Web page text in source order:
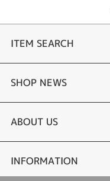
ITEM SEARCH
婚約指輪
手作り婚約指輪
結婚指輪
SHOP NEWS
デジタルジュエリー®とは
LINEdeオーダーメイドとは
ABOUT US
会社概要
INFORMATION